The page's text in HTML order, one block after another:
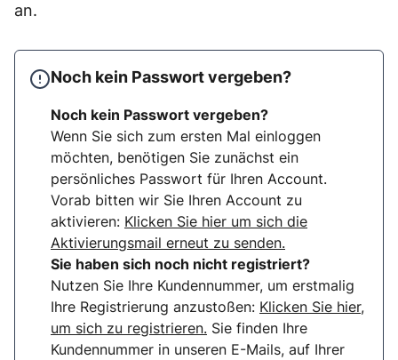
an.
Noch kein Passwort vergeben?
Noch kein Passwort vergeben?
Wenn Sie sich zum ersten Mal einloggen
möchten, benötigen Sie zunächst ein
persönliches Passwort für Ihren Account.
Vorab bitten wir Sie Ihren Account zu
aktivieren: Klicken Sie hier um sich die
Aktivierungsmail erneut zu senden.
Sie haben sich noch nicht registriert?
Nutzen Sie Ihre Kundennummer, um erstmalig
Ihre Registrierung anzustoßen: Klicken Sie hier,
um sich zu registrieren. Sie finden Ihre
Kundennummer in unseren E-Mails, auf Ihrer